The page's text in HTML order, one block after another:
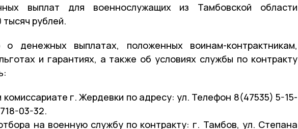
выплат для военнослужащих из Тамбовской области
тысяч рублей.
денежных выплатах, положенных воинам-контрактникам,
и гарантиях, а также об условиях службы по контракту
комиссариате г. Жердевки по адресу: ул. Телефон 8(47535) 5-15-
03-32.
на военную службу по контракту: г. Тамбов, ул. Степана